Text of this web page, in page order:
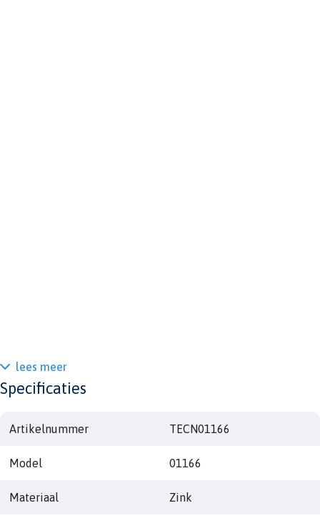
lees meer
Specificaties
Artikelnummer TECN01166
Model 01166
Materiaal Zink